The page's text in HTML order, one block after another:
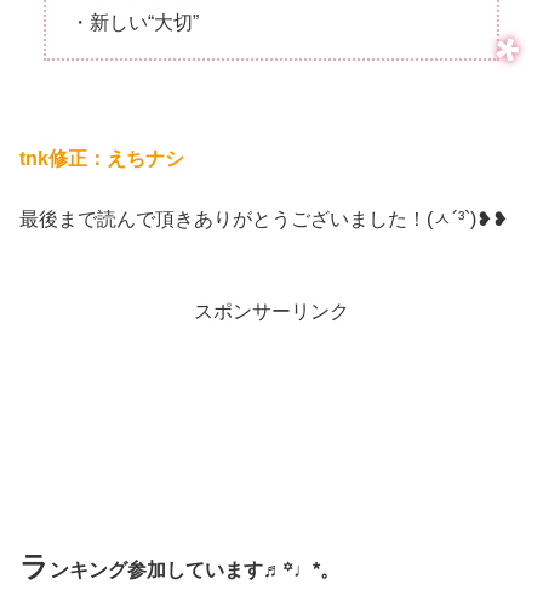
・新しい“大切”
tnk修正：えちナシ
最後まで読んで頂きありがとうございました！(ㅅ´³`)❥❥
スポンサーリンク
ラ ンキング参加しています♬꙳♩*。